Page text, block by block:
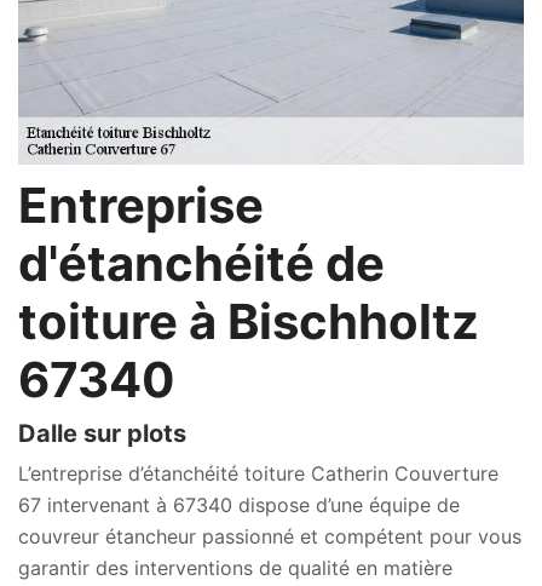
Entreprise
d'étanchéité de
toiture à Bischholtz
67340
Dalle sur plots
L’entreprise d’étanchéité toiture Catherin Couverture
67 intervenant à 67340 dispose d’une équipe de
couvreur étancheur passionné et compétent pour vous
garantir des interventions de qualité en matière